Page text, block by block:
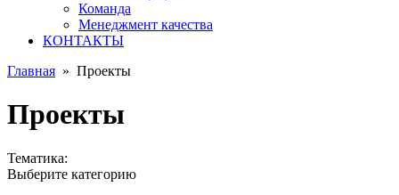
Команда
Менеджмент качества
КОНТАКТЫ
Главная » Проекты
Проекты
Тематика:
Выберите категорию